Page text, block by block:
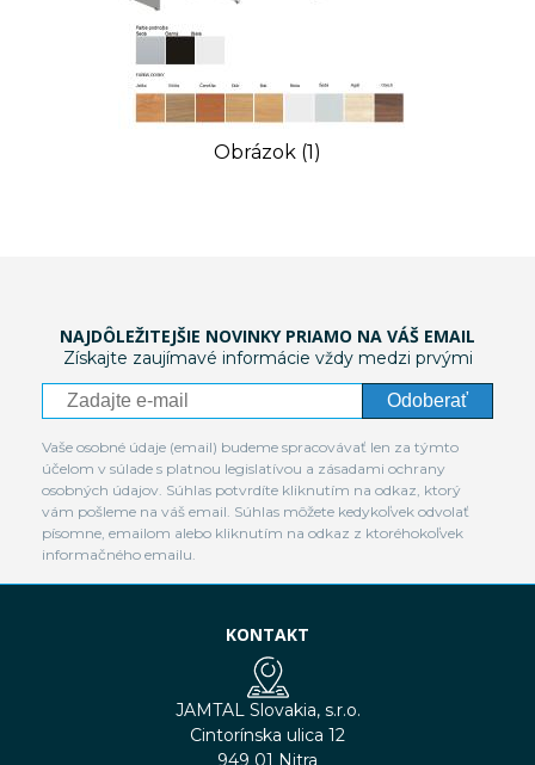
Obrázok (1)
NAJDÔLEŽITEJŠIE NOVINKY PRIAMO NA VÁŠ EMAIL
Získajte zaujímavé informácie vždy medzi prvými
Odoberať
Vaše osobné údaje (email) budeme spracovávať len za týmto
účelom v súlade s platnou legislatívou a zásadami ochrany
osobných údajov. Súhlas potvrdíte kliknutím na odkaz, ktorý
vám pošleme na váš email. Súhlas môžete kedykoľvek odvolať
písomne, emailom alebo kliknutím na odkaz z ktoréhokoľvek
informačného emailu.
KONTAKT
JAMTAL Slovakia, s.r.o.
Cintorínska ulica 12
949 01 Nitra